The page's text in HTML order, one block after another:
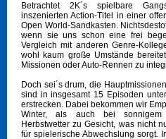
Betrachtet 2K´s spielbare
inszenierten Action-Titel in einer
Open World-Sandkasten.
wenn sie uns schon eine frei
Vergleich mit anderen Genre-
wohl kaum große Umstände
Missionen oder Auto-Rennen zu
Doch sei´s drum, die
sind in insgesamt 15 Episoden
erstrecken. Dabei bekommen wir
Winter, als auch bei sonnigem
Herbstwetter zu Gesicht, was nicht
für spielerische Abwechslung sorgt.